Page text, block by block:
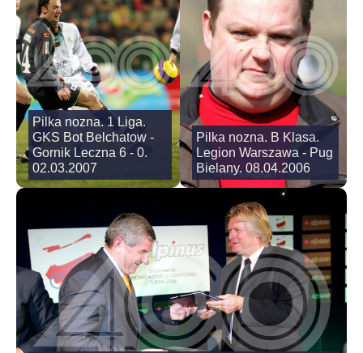
Pilka nozna. 1 Liga.
GKS Bot Belchatow -
Gornik Leczna 6 - 0.
02.03.2007
Pilka nozna. B Klasa.
Legion Warszawa - Pug
Bielany. 08.04.2006